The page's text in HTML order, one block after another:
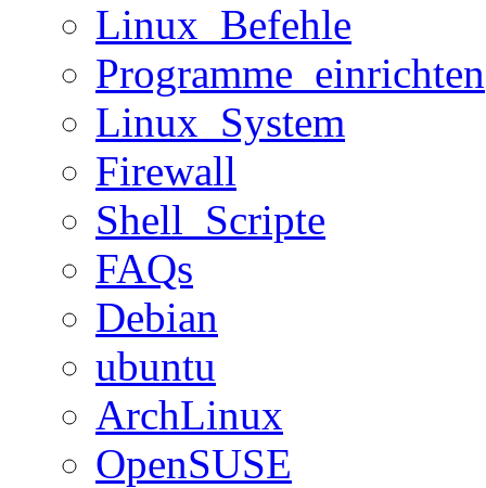
Linux_Befehle
Programme_einrichten
Linux_System
Firewall
Shell_Scripte
FAQs
Debian
ubuntu
ArchLinux
OpenSUSE